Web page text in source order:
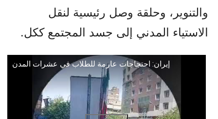
والتنوير، وحلقة وصل رئيسية لنقل
الاستياء المدني إلى جسد المجتمع ككل.
إيران: احتجاجات عارمة للطلاب في عشرات المدن